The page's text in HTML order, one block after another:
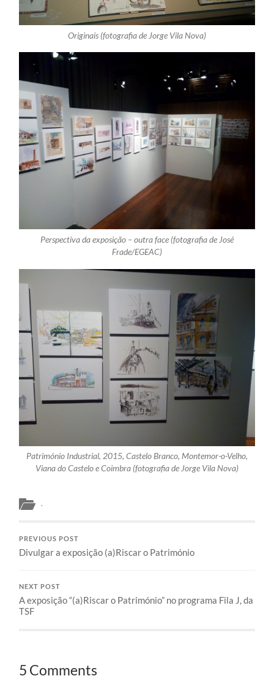
Originais (fotografia de Jorge Vila Nova)
Perspectiva da exposição – outra face (fotografia de José
Frade/EGEAC)
Património Industrial, 2015, Castelo Branco, Montemor-o-Velho,
Viana do Castelo e Coimbra (fotografia de Jorge Vila Nova)
.
PREVIOUS POST
Divulgar a exposição (a)Riscar o Património
NEXT POST
A exposição “(a)Riscar o Património” no programa Fila J, da
TSF
5 Comments